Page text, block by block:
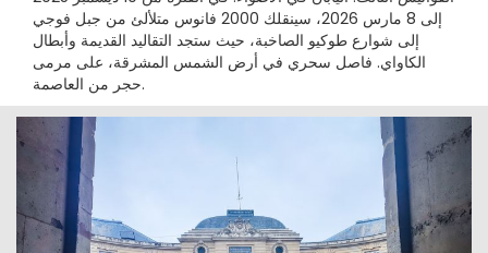
إلى 8 مارس 2026، سينقلك 2000 فانوس متلألئ من جبل فوجي
إلى شوارع طوكيو الصاخبة، حيث ستجد التقاليد القديمة وأبطال
الكاواي. فاصل سحري في أرض الشمس المشرقة، على مرمى
حجر من العاصمة.